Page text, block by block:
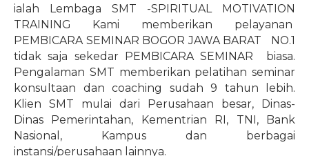
ialah Lembaga SMT -SPIRITUAL MOTIVATION
TRAINING Kami memberikan pelayanan
PEMBICARA SEMINAR BOGOR JAWA BARAT NO.1
tidak saja sekedar PEMBICARA SEMINAR
biasa.
Pengalaman SMT memberikan pelatihan seminar
konsultaan dan coaching sudah 9 tahun lebih.
Klien SMT mulai dari Perusahaan besar, Dinas-
Dinas Pemerintahan, Kementrian RI, TNI, Bank
Nasional, Kampus dan berbagai
instansi/perusahaan lainnya.